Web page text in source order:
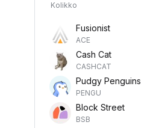
Kolikko
Fusionist
ACE
Cash Cat
CASHCAT
Pudgy Penguins
PENGU
Block Street
BSB